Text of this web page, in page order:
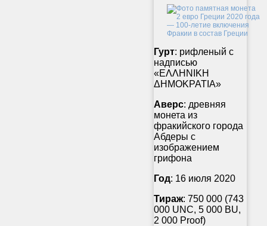
Гурт: рифленый с
надписью
«ΕΛΛΗΝΙΚΗ
ΔΗΜΟΚΡΑΤΙΑ»
Аверс: древняя
монета из
фракийского города
Абдеры с
изображением
грифона
Год: 16 июля 2020
Тираж: 750 000 (743
000 UNC, 5 000 BU,
2 000 Proof)